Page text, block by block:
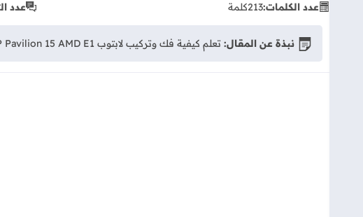
عدد الكلمات:213كلمة عدد
نبذة عن المقال: تعلم كيفية فك وتركيب لابتوب HP Pavilion 15 AMD E1 خطوة بخطوة. دليل شامل لتنظيف المروحة، تغيير الرامات، أو ترقية الهارد بأمان.